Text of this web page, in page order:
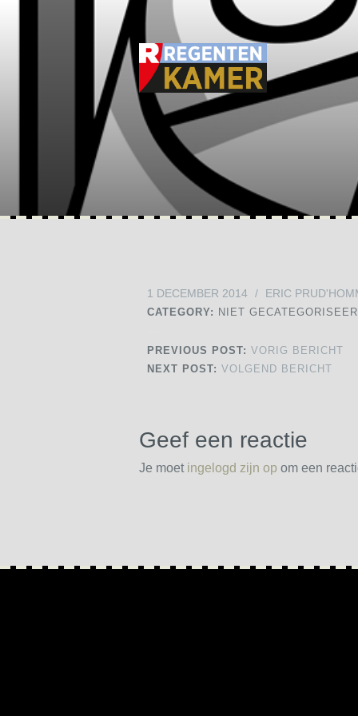
1 DECEMBER 2014 / ERIC
CATEGORY: NIET
PREVIOUS POST: VORIG BERICHT
NEXT POST: VOLGEND BERICHT
Geef een reactie
Je moet ingelogd zijn op om een